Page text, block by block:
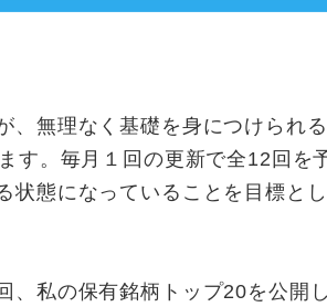
無理なく基礎を身につけられ
す。毎月１回の更新で全12回を
状態になっていることを目標と
私の保有銘柄トップ20を公開